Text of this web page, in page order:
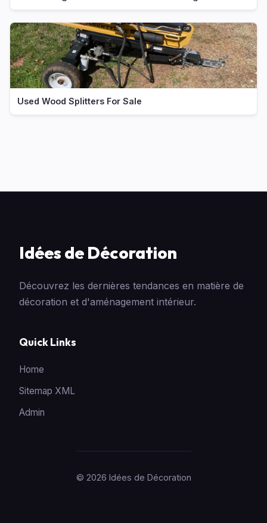
Used Wood Splitters For Sale
Idées de Décoration
Découvrez les dernières tendances en matière de
décoration et d'aménagement intérieur.
Quick Links
Home
Sitemap XML
Admin
© 2026 Idées de Décoration